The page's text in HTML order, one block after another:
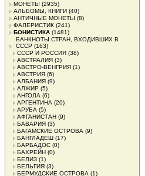
МОНЕТЫ (2935)
АЛЬБОМЫ, КНИГИ (40)
АНТИЧНЫЕ МОНЕТЫ (8)
ФАЛЕРИСТИК (241)
БОНИСТИКА (1481)
БАНКНОТЫ СТРАН, ВХОДИВШИХ В
СССР (163)
СССР И РОССИЯ (38)
АВСТРАЛИЯ (3)
АВСТРО-ВЕНГРИЯ (1)
АВСТРИЯ (6)
АЛБАНИЯ (9)
АЛЖИР (5)
АНГОЛА (6)
АРГЕНТИНА (20)
АРУБА (5)
АФГАНИСТАН (9)
БАВАРИЯ (3)
БАГАМСКИЕ ОСТРОВА (9)
БАНГЛАДЕШ (17)
БАРБАДОС (0)
БАХРЕЙН (0)
БЕЛИЗ (1)
БЕЛЬГИЯ (3)
БЕРМУДСКИЕ ОСТРОВА (1)